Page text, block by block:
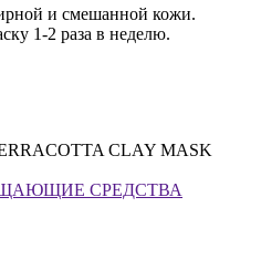
и смешанной кожи.
1-2 раза в неделю.
CLAY MASK
СРЕДСТВА